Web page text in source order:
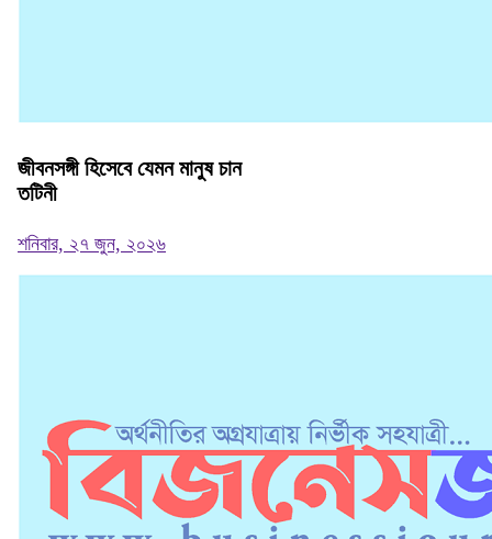
জীবনসঙ্গী হিসেবে যেমন মানুষ চান
তটিনী
শনিবার, ২৭ জুন, ২০২৬